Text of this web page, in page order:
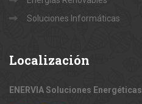
Soluciones Informáticas
Localización
ENERVIA Soluciones Energéticas